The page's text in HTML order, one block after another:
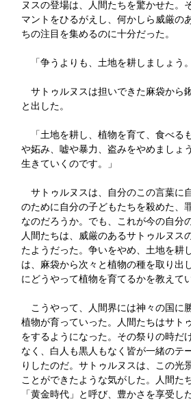
ヌスの登場は、人間たちを驚かせた。
マントをひるがえし、何かしら威厳の
ちの注目を集めるのに十分だった。
「争うよりも、土地を耕しましょう
サトゥルヌスは担いできた麻袋から
と出した。
「土地を耕し、植物を育て、食べる
や妬み、嘘や暴力、盗みをやめましょ
生きていくのです。」
サトゥルヌスは、自分のこの言葉に
のために自分の子どもたちを殺めた、
なのだろうか。でも、これが今の自分
人間たちは、威厳のあるサトゥルヌス
たようだった。争いをやめ、土地を耕
は、麻袋から次々と植物の種を取り出
にどうやって植物を育てるかを教えて
こうやって、人間界には神々の国に
植物が育っていった。人間たちはサト
をするようになった。その祭りの時だ
なく、白人も黒人もなく皆が一緒のテ
りしたのだ。サトゥルヌスは、この光
ことができたような気がした。人間た
「黄金時代」と呼び、豊かさを享受し